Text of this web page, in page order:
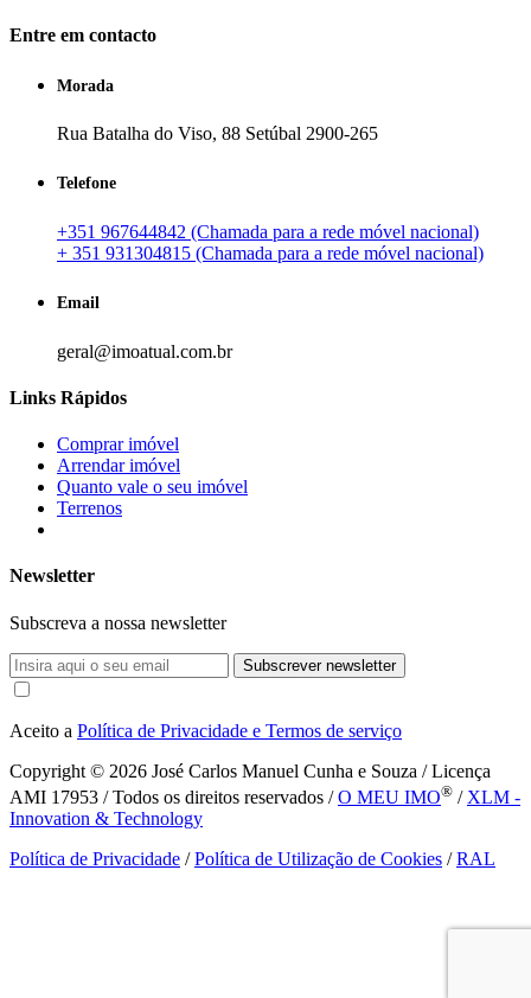
Entre em contacto
Morada
Rua Batalha do Viso, 88 Setúbal 2900-265
Telefone
+351 967644842 (Chamada para a rede móvel nacional)
+ 351 931304815 (Chamada para a rede móvel nacional)
Email
geral@imoatual.com.br
Links Rápidos
Comprar imóvel
Arrendar imóvel
Quanto vale o seu imóvel
Terrenos
Newsletter
Subscreva a nossa newsletter
Subscrever newsletter
Aceito a Política de Privacidade e Termos de serviço
Copyright © 2026 José Carlos Manuel Cunha e Souza / Licença
AMI 17953 / Todos os direitos reservados /O MEU IMO® / XLM -
Innovation & Technology
Política de Privacidade /Política de Utilização de Cookies /RAL